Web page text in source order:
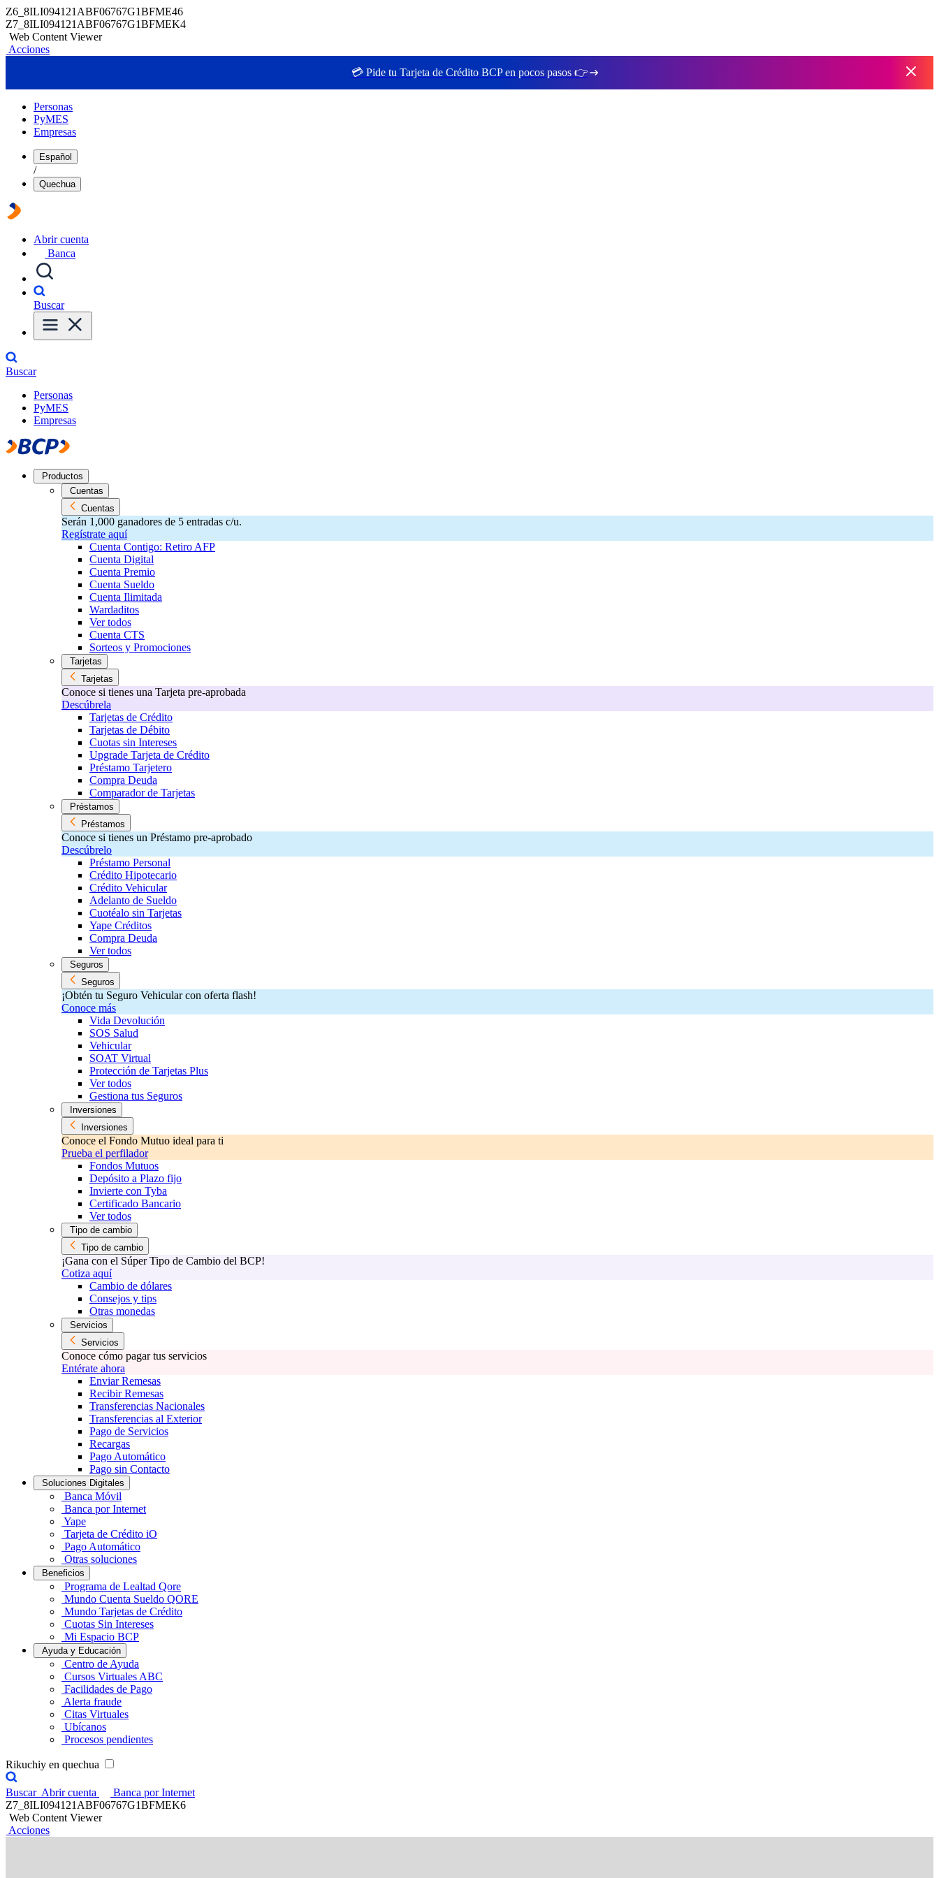
Z6_8ILI094121ABF06767G1BFME46
Z7_8ILI094121ABF06767G1BFMEK4
Web Content Viewer
Acciones
💳 Pide tu Tarjeta de Crédito BCP en pocos pasos 👉
Personas
PyMES
Empresas
Español
/
Quechua
Abrir cuenta
Banca
Buscar
Buscar
Personas
PyMES
Empresas
Productos
Cuentas
Cuentas
Serán 1,000 ganadores de 5 entradas c/u.
Regístrate aquí
Cuenta Contigo: Retiro AFP
Cuenta Digital
Cuenta Premio
Cuenta Sueldo
Cuenta Ilimitada
Wardaditos
Ver todos
Cuenta CTS
Sorteos y Promociones
Tarjetas
Tarjetas
Conoce si tienes una Tarjeta pre-aprobada
Descúbrela
Tarjetas de Crédito
Tarjetas de Débito
Cuotas sin Intereses
Upgrade Tarjeta de Crédito
Préstamo Tarjetero
Compra Deuda
Comparador de Tarjetas
Préstamos
Préstamos
Conoce si tienes un Préstamo pre-aprobado
Descúbrelo
Préstamo Personal
Crédito Hipotecario
Crédito Vehicular
Adelanto de Sueldo
Cuotéalo sin Tarjetas
Yape Créditos
Compra Deuda
Ver todos
Seguros
Seguros
¡Obtén tu Seguro Vehicular con oferta flash!
Conoce más
Vida Devolución
SOS Salud
Vehicular
SOAT Virtual
Protección de Tarjetas Plus
Ver todos
Gestiona tus Seguros
Inversiones
Inversiones
Conoce el Fondo Mutuo ideal para ti
Prueba el perfilador
Fondos Mutuos
Depósito a Plazo fijo
Invierte con Tyba
Certificado Bancario
Ver todos
Tipo de cambio
Tipo de cambio
¡Gana con el Súper Tipo de Cambio del BCP!
Cotiza aquí
Cambio de dólares
Consejos y tips
Otras monedas
Servicios
Servicios
Conoce cómo pagar tus servicios
Entérate ahora
Enviar Remesas
Recibir Remesas
Transferencias Nacionales
Transferencias al Exterior
Pago de Servicios
Recargas
Pago Automático
Pago sin Contacto
Soluciones Digitales
Banca Móvil
Banca por Internet
Yape
Tarjeta de Crédito iO
Pago Automático
Otras soluciones
Beneficios
Programa de Lealtad Qore
Mundo Cuenta Sueldo QORE
Mundo Tarjetas de Crédito
Cuotas Sin Intereses
Mi Espacio BCP
Ayuda y Educación
Centro de Ayuda
Cursos Virtuales ABC
Facilidades de Pago
Alerta fraude
Citas Virtuales
Ubícanos
Procesos pendientes
Rikuchiy en quechua
Buscar Abrir cuenta
Banca por Internet
Z7_8ILI094121ABF06767G1BFMEK6
Web Content Viewer
Acciones